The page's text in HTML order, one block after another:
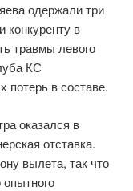
одержали три
конкуренту в
травмы левого
КС
потерь в составе.
оказался в
отставка.
вылета, так что
опытного